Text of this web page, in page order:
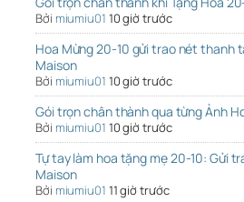
Bởi miumiu01 10 giờ trước
Hoa Mừng 20-10 gửi trao nét thanh
Maison
Bởi miumiu01 10 giờ trước
Gói trọn chân thành qua từng Ảnh
Bởi miumiu01 10 giờ trước
Tự tay làm hoa tặng mẹ 20-10: Gửi
Maison
Bởi miumiu01 11 giờ trước